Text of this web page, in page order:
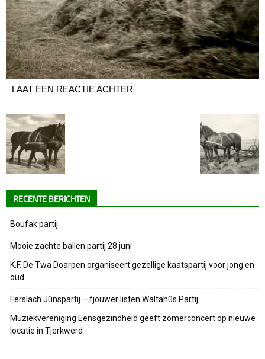
LAAT EEN REACTIE ACHTER
RECENTE BERICHTEN
Boufak partij
Mooie zachte ballen partij 28 juni
K.F. De Twa Doarpen organiseert gezellige kaatspartij voor jong en
oud
Ferslach Jûnspartij – fjouwer listen Waltahûs Partij
Muziekvereniging Eensgezindheid geeft zomerconcert op nieuwe
locatie in Tjerkwerd